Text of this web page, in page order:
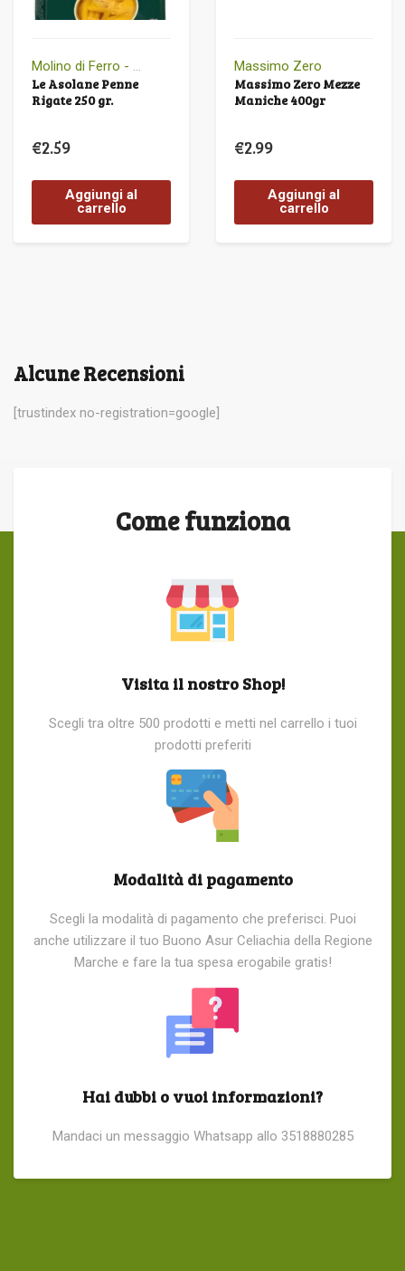
Molino di Ferro - Le Veneziane
Le Asolane Penne
Rigate 250 gr.
€2.59
Aggiungi al
carrello
Massimo Zero
Massimo Zero Mezze
Maniche 400gr
€2.99
Aggiungi al
carrello
Alcune Recensioni
[trustindex no-registration=google]
Come funziona
Visita il nostro Shop!
Scegli tra oltre 500 prodotti e metti nel carrello i tuoi
prodotti preferiti
Modalità di pagamento
Scegli la modalità di pagamento che preferisci. Puoi
anche utilizzare il tuo Buono Asur Celiachia della Regione
Marche e fare la tua spesa erogabile gratis!
Hai dubbi o vuoi informazioni?
Mandaci un messaggio Whatsapp allo 3518880285